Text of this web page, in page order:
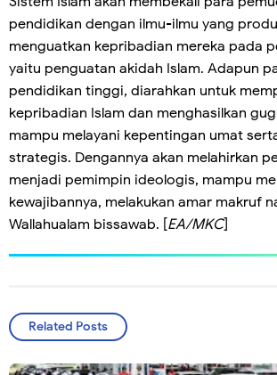
pendidikan dengan ilmu-ilmu yang
menguatkan kepribadian mereka pada
yaitu penguatan akidah Islam. Adapun
pendidikan tinggi, diarahkan untuk
kepribadian Islam dan menghasilkan
mampu melayani kepentingan umat
strategis. Dengannya akan melahirkan
menjadi pemimpin ideologis, mampu
kewajibannya, melakukan amar makruf
Wallahualam bissawab. [EA/MKC]
Related Posts